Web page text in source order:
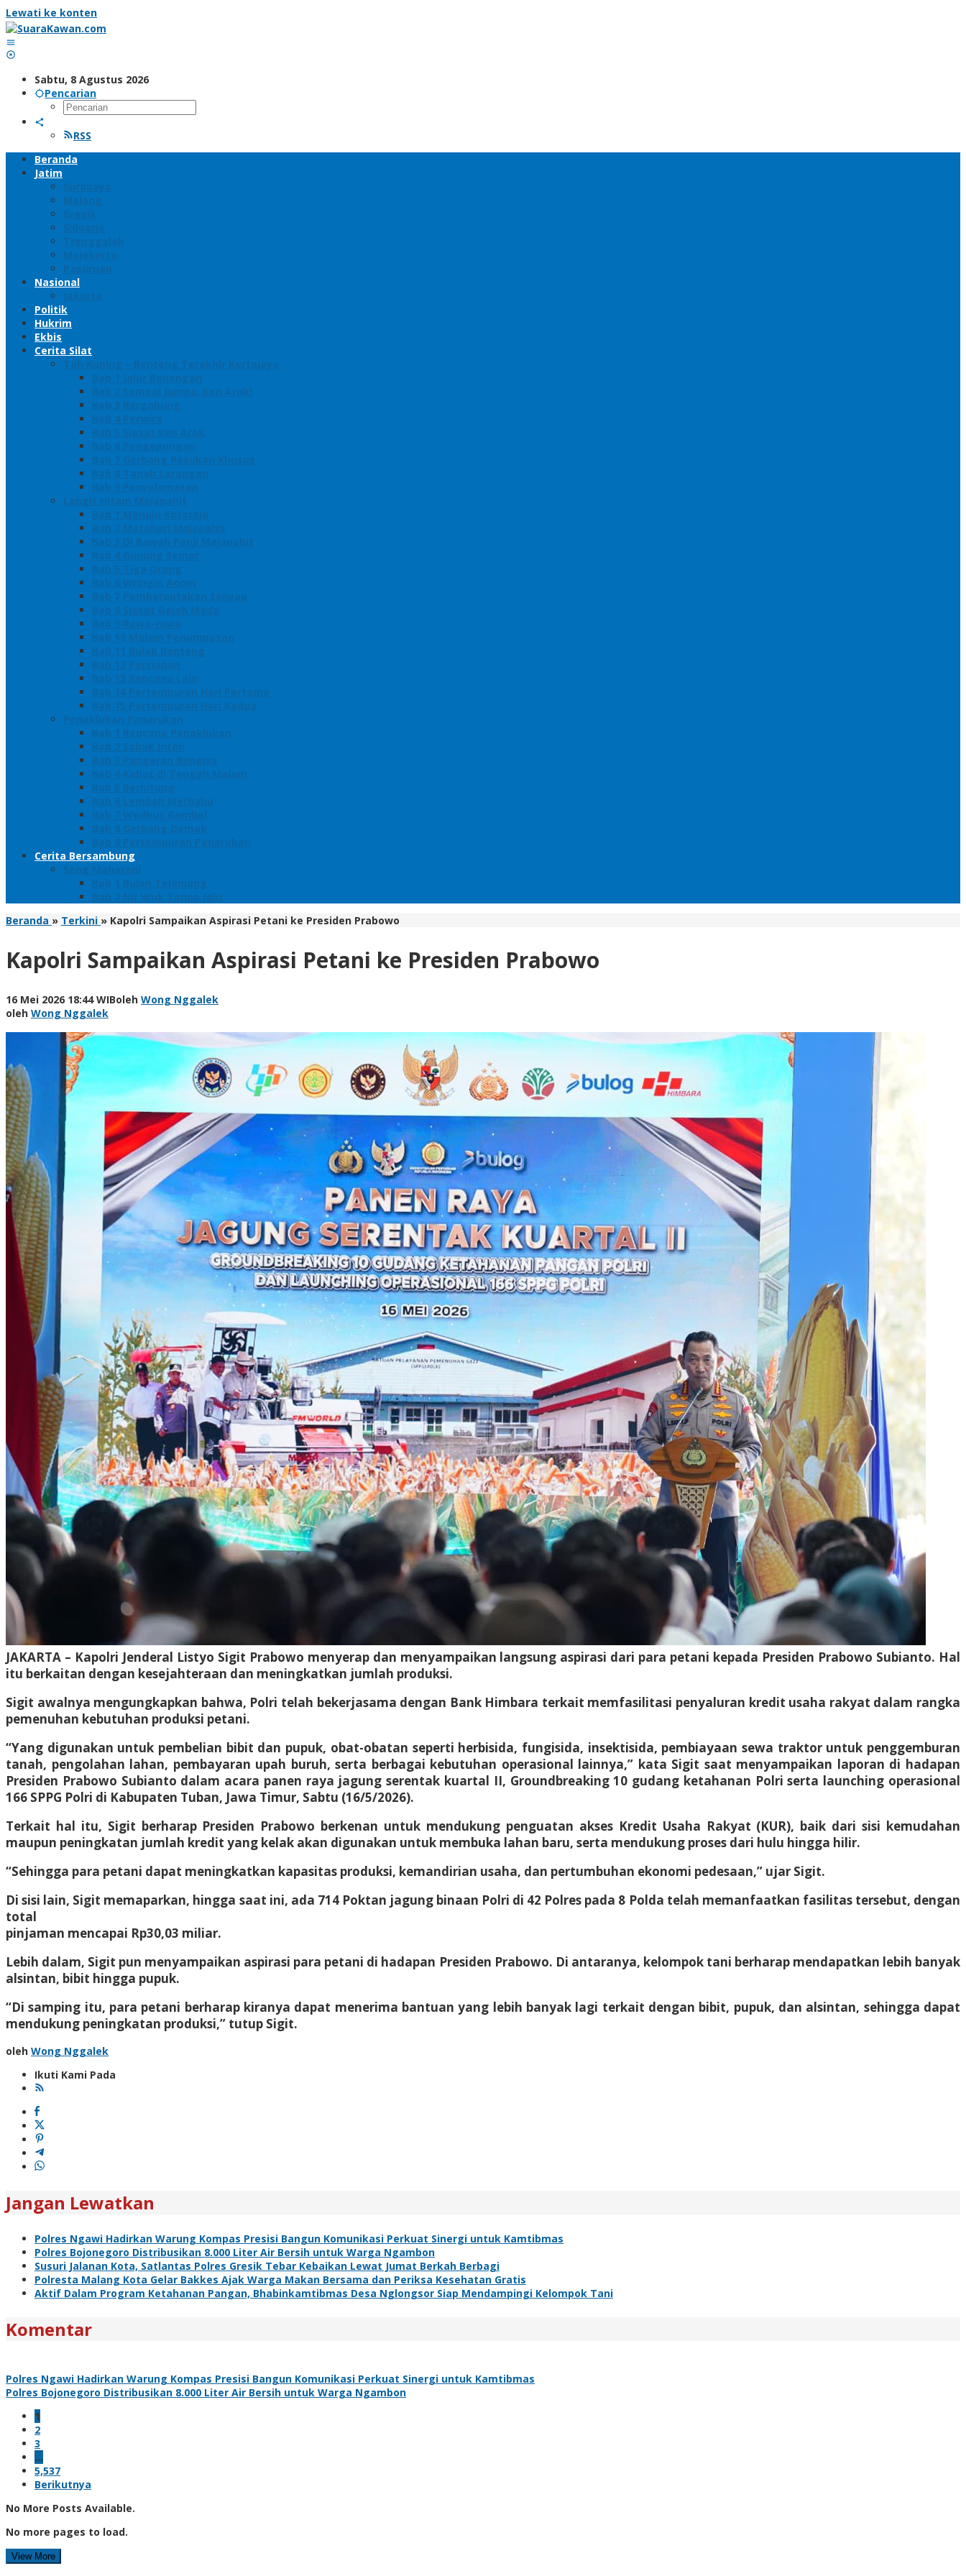
Lewati ke konten
Sabtu, 8 Agustus 2026
Pencarian
RSS
Beranda
Jatim
Surabaya
Malang
Gresik
Sidoarjo
Trenggalek
Mojokerto
Pasuruan
Nasional
Jakarta
Politik
Hukrim
Ekbis
Cerita Silat
Toh Kuning – Benteng Terakhir Kertajaya
Bab 1 Jalur Banengan
Bab 2 Sampai Jumpa, Ken Arok!
Bab 3 Bergabung
Bab 4 Perwira
Bab 5 Siasat Ken Arok
Bab 6 Pengepungan
Bab 7 Gerbang Pasukan Khusus
Bab 8 Tanah Larangan
Bab 9 Penyelamatan
Langit Hitam Majapahit
Bab 1 Menuju Kotaraja
Bab 2 Matahari Majapahit
Bab 3 Di Bawah Panji Majapahit
Bab 4 Gunung Semar
Bab 5 Tiga Orang
Bab 6 Wringin Anom
Bab 7 Pemberontakan Senyap
Bab 8 Siasat Gajah Mada
Bab 9 Rawa-rawa
Bab 10 Malam Penumpasan
Bab 11 Bulak Banteng
Bab 12 Persiapan
Bab 13 Rencana Lain
Bab 14 Pertempuran Hari Pertama
Bab 15 Pertempuran Hari Kedua
Penaklukan Panarukan
Bab 1 Rencana Penaklukan
Bab 2 Sabuk Inten
Bab 3 Pangeran Benawa
Bab 4 Kabut di Tengah Malam
Bab 5 Berhitung
Bab 6 Lembah Merbabu
Bab 7 Wedhus Gembel
Bab 8 Gerbang Demak
Bab 9 Pertempuran Panarukan
Cerita Bersambung
Sang Maharani
Bab 1 Bulan Telanjang
Bab 2 Nir Wuk Tanpa Jalu
Beranda » Terkini » Kapolri Sampaikan Aspirasi Petani ke Presiden Prabowo
Kapolri Sampaikan Aspirasi Petani ke Presiden Prabowo
16 Mei 2026 18:44 WIBoleh Wong Nggalek
oleh Wong Nggalek
JAKARTA – Kapolri Jenderal Listyo Sigit Prabowo menyerap dan menyampaikan langsung aspirasi dari para petani kepada Presiden Prabowo Subianto. Hal
itu berkaitan dengan kesejahteraan dan meningkatkan jumlah produksi.
Sigit awalnya mengungkapkan bahwa, Polri telah bekerjasama dengan Bank Himbara terkait memfasilitasi penyaluran kredit usaha rakyat dalam rangka
pemenuhan kebutuhan produksi petani.
“Yang digunakan untuk pembelian bibit dan pupuk, obat-obatan seperti herbisida, fungisida, insektisida, pembiayaan sewa traktor untuk penggemburan
tanah, pengolahan lahan, pembayaran upah buruh, serta berbagai kebutuhan operasional lainnya,” kata Sigit saat menyampaikan laporan di hadapan
Presiden Prabowo Subianto dalam acara panen raya jagung serentak kuartal II, Groundbreaking 10 gudang ketahanan Polri serta launching operasional
166 SPPG Polri di Kabupaten Tuban, Jawa Timur, Sabtu (16/5/2026).
Terkait hal itu, Sigit berharap Presiden Prabowo berkenan untuk mendukung penguatan akses Kredit Usaha Rakyat (KUR), baik dari sisi kemudahan
maupun peningkatan jumlah kredit yang kelak akan digunakan untuk membuka lahan baru, serta mendukung proses dari hulu hingga hilir.
“Sehingga para petani dapat meningkatkan kapasitas produksi, kemandirian usaha, dan pertumbuhan ekonomi pedesaan,” ujar Sigit.
Di sisi lain, Sigit memaparkan, hingga saat ini, ada 714 Poktan jagung binaan Polri di 42 Polres pada 8 Polda telah memanfaatkan fasilitas tersebut, dengan
total
pinjaman mencapai Rp30,03 miliar.
Lebih dalam, Sigit pun menyampaikan aspirasi para petani di hadapan Presiden Prabowo. Di antaranya, kelompok tani berharap mendapatkan lebih banyak
alsintan, bibit hingga pupuk.
“Di samping itu, para petani berharap kiranya dapat menerima bantuan yang lebih banyak lagi terkait dengan bibit, pupuk, dan alsintan, sehingga dapat
mendukung peningkatan produksi,” tutup Sigit.
oleh Wong Nggalek
Ikuti Kami Pada
Jangan Lewatkan
Polres Ngawi Hadirkan Warung Kompas Presisi Bangun Komunikasi Perkuat Sinergi untuk Kamtibmas
Polres Bojonegoro Distribusikan 8.000 Liter Air Bersih untuk Warga Ngambon
Susuri Jalanan Kota, Satlantas Polres Gresik Tebar Kebaikan Lewat Jumat Berkah Berbagi
Polresta Malang Kota Gelar Bakkes Ajak Warga Makan Bersama dan Periksa Kesehatan Gratis
Aktif Dalam Program Ketahanan Pangan, Bhabinkamtibmas Desa Nglongsor Siap Mendampingi Kelompok Tani
Komentar
Polres Ngawi Hadirkan Warung Kompas Presisi Bangun Komunikasi Perkuat Sinergi untuk Kamtibmas
Polres Bojonegoro Distribusikan 8.000 Liter Air Bersih untuk Warga Ngambon
1
2
3
…
5,537
Berikutnya
No More Posts Available.
No more pages to load.
View More